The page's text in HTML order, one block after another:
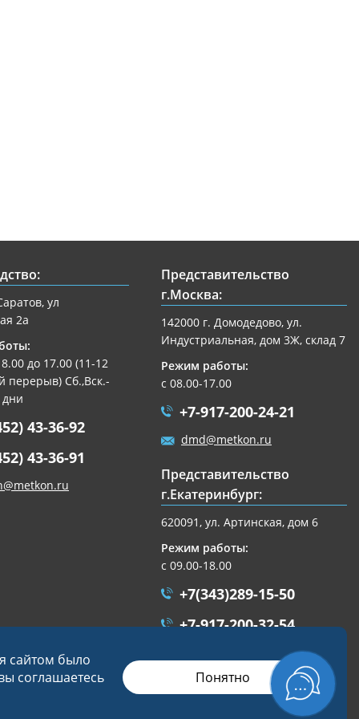
ул
2а
до 17.00 (11-12
перерыв) Сб.,Вск.-
43-36-92
43-36-91
Представительство
г.Москва:
142000 г. Домодедово, ул.
Индустриальная, дом 3Ж, склад 7
Режим работы:
с 08.00-17.00
+7-917-200-24-21
dmd@metkon.ru
Представительство
г.Екатеринбург:
620091, ул. Артинская, дом 6
Режим работы:
с 09.00-18.00
+7(343)289-15-50
+7-917-200-32-54
Разработка сайта
Студия «СТРОИМ САЙТ»
сайтом было
соглашаетесь
Понятно